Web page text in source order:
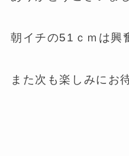
朝イチの51ｃｍは興
また次も楽しみにお